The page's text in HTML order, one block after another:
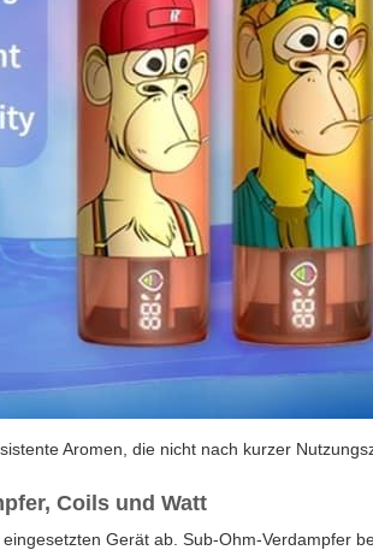
Aromen, die nicht nach kurzer
Coils und Watt
Gerät ab. Sub-Ohm-